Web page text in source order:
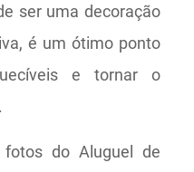
ser uma decoração
é um ótimo ponto
e tornar o
fotos do Aluguel de